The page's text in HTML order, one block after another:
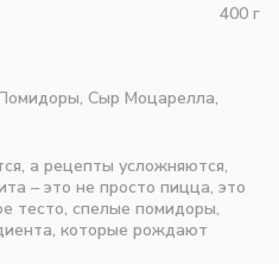
400 г
Сыр Моцарелла,
а рецепты усложняются,
– это не просто пицца, это
тесто, спелые помидоры,
которые рождают